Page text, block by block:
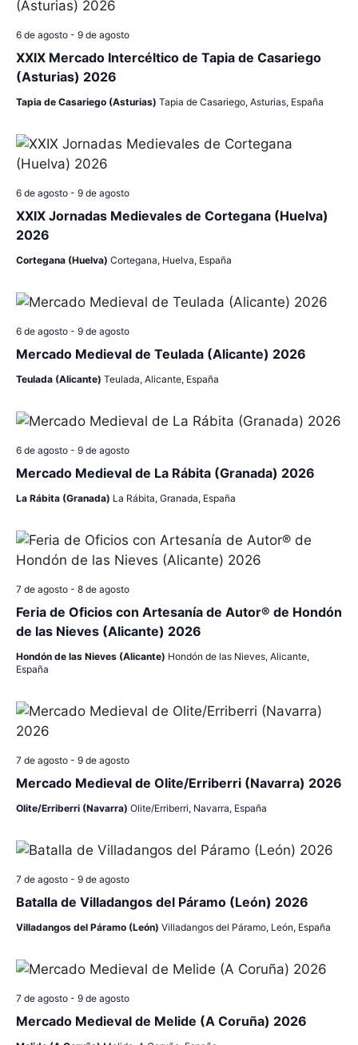
n
o
s
XXIX Mercado Intercéltico de Tapia de Casariego
(Asturias) 2026
6 de agosto- 9 de agosto
Tapia de Casariego (Asturias) Tapia de Casariego, Asturias, España
XXIX Jornadas Medievales de Cortegana (Huelva)
2026
6 de agosto- 9 de agosto
Cortegana (Huelva) Cortegana, Huelva, España
Mercado Medieval de Teulada (Alicante) 2026
6 de agosto- 9 de agosto
Teulada (Alicante) Teulada, Alicante, España
Mercado Medieval de La Rábita (Granada) 2026
6 de agosto- 9 de agosto
La Rábita (Granada) La Rábita, Granada, España
Feria de Oficios con Artesanía de Autor® de Hondón
de las Nieves (Alicante) 2026
7 de agosto- 8 de agosto
Hondón de las Nieves (Alicante) Hondón de las Nieves, Alicante,
España
Mercado Medieval de Olite/Erriberri (Navarra) 2026
7 de agosto- 9 de agosto
Olite/Erriberri (Navarra) Olite/Erriberri, Navarra, España
Batalla de Villadangos del Páramo (León) 2026
7 de agosto- 9 de agosto
Villadangos del Páramo (León) Villadangos del Páramo, León, España
Mercado Medieval de Melide (A Coruña) 2026
7 de agosto- 9 de agosto